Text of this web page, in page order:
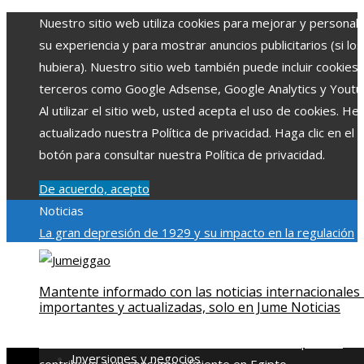
Nuestro sitio web utiliza cookies para mejorar y
su experiencia y para mostrar anuncios publicitarios (si los
hubiera). Nuestro sitio web también puede incluir cookies
terceros como Google Adsense, Google Analytics y
Al utilizar el sitio web, usted acepta el uso de cookies.
actualizado nuestra Política de privacidad. Haga clic en el
botón para consultar nuestra Política de privacidad.
De acuerdo, acepto
Noticias
La gran depresión de 1929 y su impacto en la regulación
bancariaLas 15 exploraciones espaciales que ampliaron
individuales más grandes y su impacto en la ciencia y
tecnología
Modelos de desarrollo sostenible basados en
Mantente informado con las noticias internacionales
importantes y actualizadas, solo en Jume Noticias
Inversiones y negocios